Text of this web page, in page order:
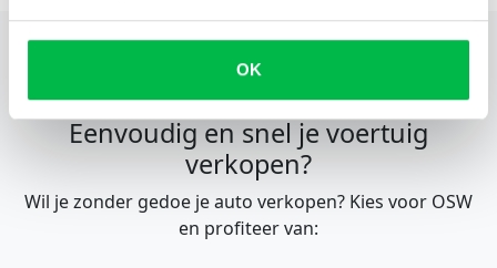
OK
Eenvoudig en snel je voertuig
verkopen?
Wil je zonder gedoe je auto verkopen? Kies voor OSW
en profiteer van: